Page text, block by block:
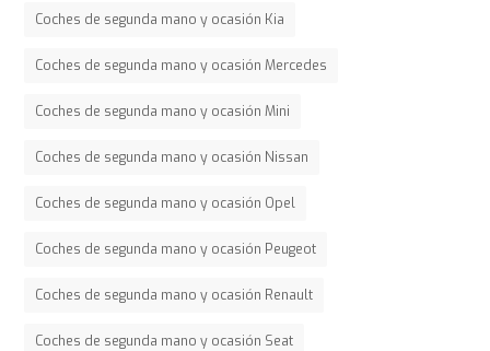
Coches de segunda mano y ocasión Kia
Coches de segunda mano y ocasión Mercedes
Coches de segunda mano y ocasión Mini
Coches de segunda mano y ocasión Nissan
Coches de segunda mano y ocasión Opel
Coches de segunda mano y ocasión Peugeot
Coches de segunda mano y ocasión Renault
Coches de segunda mano y ocasión Seat